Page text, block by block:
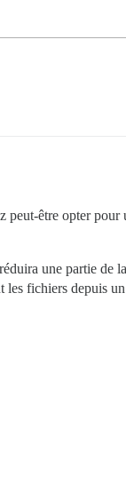
peut-être opter pour
une partie de
fichiers depuis